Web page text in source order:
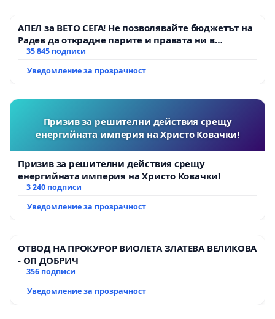
АПЕЛ за ВЕТО СЕГА! Не позволявайте бюджетът на
Радев да открадне парите и правата ни в
тъмното
35 845 подписи
Уведомление за прозрачност
Призив за решителни действия срещу
енергийната империя на Христо Ковачки!
Призив за решителни действия срещу
енергийната империя на Христо Ковачки!
3 240 подписи
Уведомление за прозрачност
ОТВОД НА ПРОКУРОР ВИОЛЕТА ЗЛАТЕВА ВЕЛИКОВА
- ОП ДОБРИЧ
356 подписи
Уведомление за прозрачност